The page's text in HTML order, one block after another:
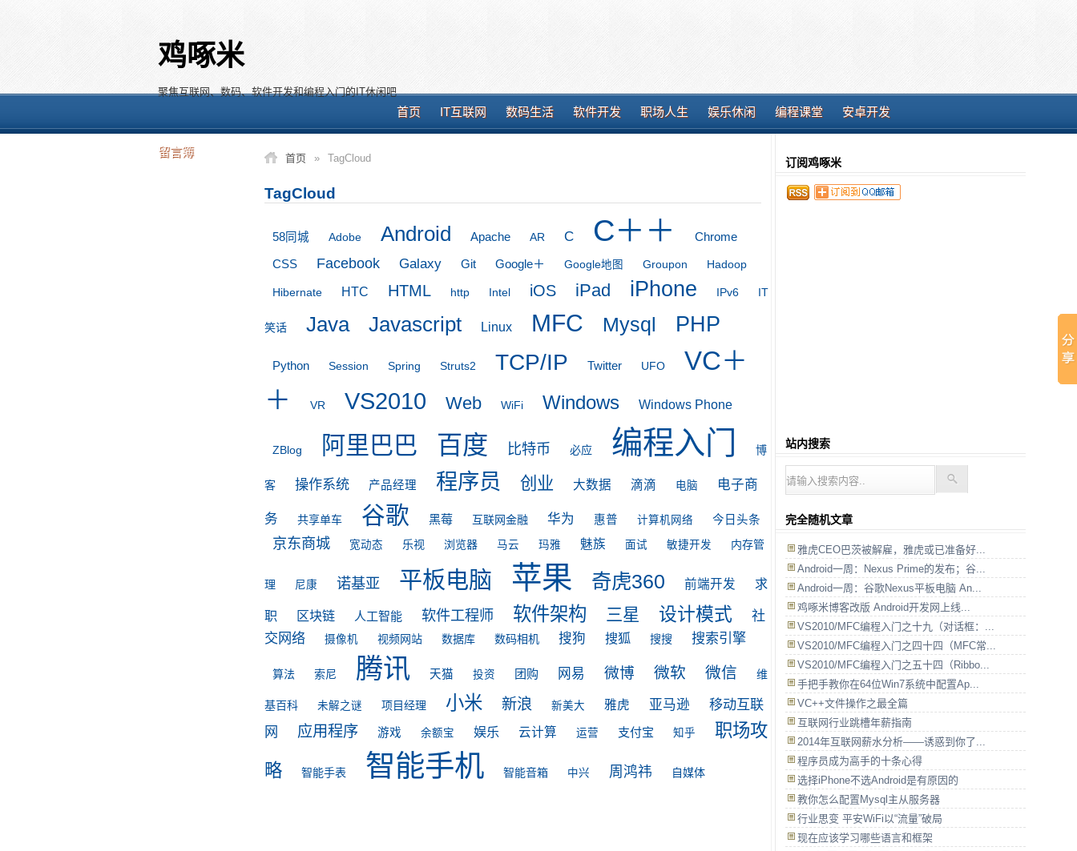
鸡啄米
聚焦互联网、数码、软件开发和编程入门的IT休闲吧
首页 IT互联网 数码生活 软件开发 职场人生 娱乐休闲 编程课堂 安卓开发
留言簿 首页 » TagCloud
TagCloud
58同城 Adobe Android Apache AR C C＋＋ Chrome
CSS Facebook Galaxy Git Google＋ Google地图 Groupon Hadoop
Hibernate HTC HTML http Intel iOS iPad iPhone IPv6 IT
笑话 Java Javascript Linux MFC Mysql PHP
Python Session Spring Struts2 TCP/IP Twitter UFO
VC＋
＋
VR VS2010 Web WiFi Windows Windows Phone
ZBlog 阿里巴巴 百度 比特币 必应 编程入门 博
客 操作系统 产品经理 程序员 创业 大数据 滴滴 电脑 电子商
务 共享单车 谷歌 黑莓 互联网金融 华为 惠普 计算机网络 今日头条
京东商城 宽动态 乐视 浏览器 马云 玛雅 魅族 面试 敏捷开发 内存管
理 尼康 诺基亚 平板电脑 苹果 奇虎360 前端开发 求
职 区块链 人工智能 软件工程师 软件架构 三星 设计模式
社
交网络
摄像机 视频网站 数据库 数码相机 搜狗 搜狐 搜搜 搜索引擎
算法 索尼 腾讯 天猫 投资 团购 网易 微博 微软 微信 维
基百科 未解之谜 项目经理 小米 新浪 新美大 雅虎 亚马逊
移动互联
网
应用程序 游戏 余额宝 娱乐 云计算 运营 支付宝 知乎
职场攻
略
智能手表 智能手机 智能音箱 中兴 周鸿祎 自媒体
订阅鸡啄米
站内搜索
完全随机文章
雅虎CEO巴茨被解雇，雅虎或已准备好...
Android一周：Nexus Prime的发布；谷...
Android一周：谷歌Nexus平板电脑 An...
鸡啄米博客改版 Android开发网上线...
VS2010/MFC编程入门之十九（对话框：...
VS2010/MFC编程入门之四十四（MFC常...
VS2010/MFC编程入门之五十四（Ribbo...
手把手教你在64位Win7系统中配置Ap...
VC++文件操作之最全篇
互联网行业跳槽年薪指南
2014年互联网薪水分析——诱惑到你了...
程序员成为高手的十条心得
选择iPhone不选Android是有原因的
教你怎么配置Mysql主从服务器
行业思变 平安WiFi以“流量”破局
现在应该学习哪些语言和框架